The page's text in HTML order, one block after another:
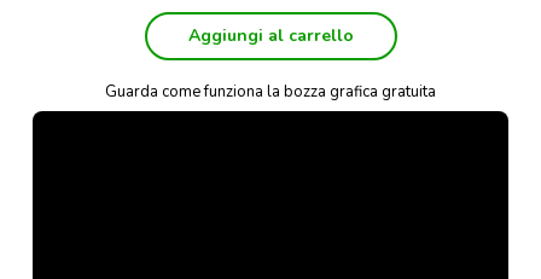
Aggiungi al carrello
Guarda come funziona la bozza grafica gratuita